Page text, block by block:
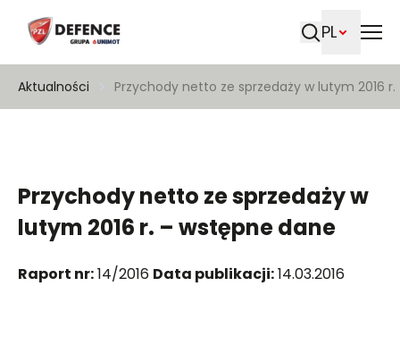
PL
Aktualności Przychody netto ze sprzedaży w lutym 2016
Przychody netto ze sprzedaży w
lutym 2016 r. – wstępne dane
Raport nr:14/2016 Data publikacji:14.03.2016